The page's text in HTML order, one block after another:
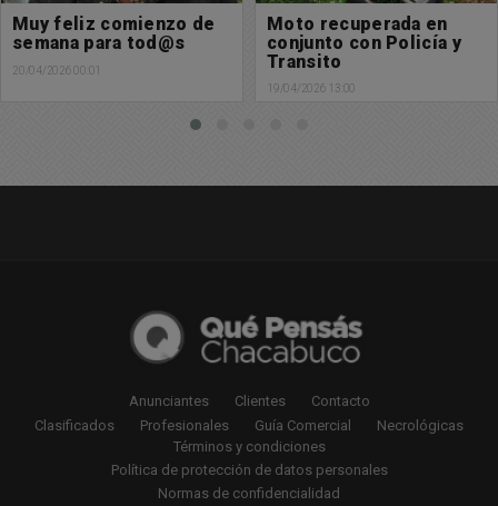
Moto recuperada en
conjunto con Policía y
Transito
Feliz domingo para
tod@s
19/04/2026 08:12
Anunciantes Clientes
Contacto
Clasificados
Profesionales Guía Comercial
Necrológicas
Términos y condiciones
Política de protección de datos personales
Normas de confidencialidad